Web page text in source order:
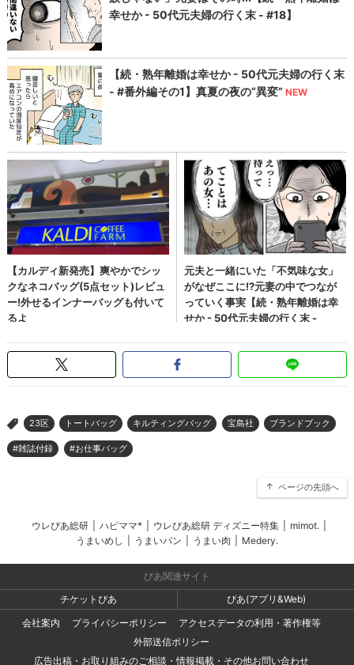
> 23区 トートバッグ キルティングバッグ 宝島社 ブランドブック
#雑誌付録 #お仕事バッグ
ページの先頭へ
ウレぴあ総研 ハピママ* ウレぴあ総研 ディズニー特集 mimot.
うまいめし
うまいパン うまい肉 Medery.
ぴあ関連サイト
チケットぴあ
ぴあ(アプリ&Web)
会社案内
プライバシーポリシー
アクセスデータの利用・著作権等
外部送信ポリシー
広告出稿・お取り組みのご相談・情報掲載・その他お問い合わせ